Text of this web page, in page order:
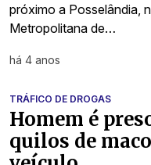
próximo a Posselândia,
Metropolitana de…
há 4 anos
TRÁFICO DE DROGAS
Homem é
quilos de